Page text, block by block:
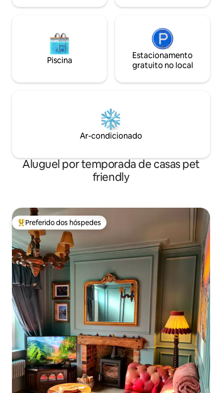
Piscina
Estacionamento
gratuito no local
Ar-condicionado
Aluguel por temporada de casas pet
friendly
Entre os melhores preferidos dos hóspedes
Preferido dos hóspedes